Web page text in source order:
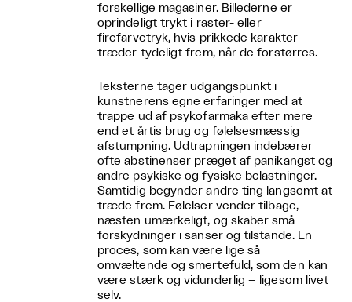
forskellige magasiner. Billederne er
oprindeligt trykt i raster- eller
firefarvetryk, hvis prikkede karakter
træder tydeligt frem, når de forstørres.
Teksterne tager udgangspunkt i
kunstnerens egne erfaringer med at
trappe ud af psykofarmaka efter mere
end et årtis brug og følelsesmæssig
afstumpning. Udtrapningen indebærer
ofte abstinenser præget af panikangst og
andre psykiske og fysiske belastninger.
Samtidig begynder andre ting langsomt at
træde frem. Følelser vender tilbage,
næsten umærkeligt, og skaber små
forskydninger i sanser og tilstande. En
proces, som kan være lige så
omvæltende og smertefuld, som den kan
være stærk og vidunderlig – ligesom livet
selv.